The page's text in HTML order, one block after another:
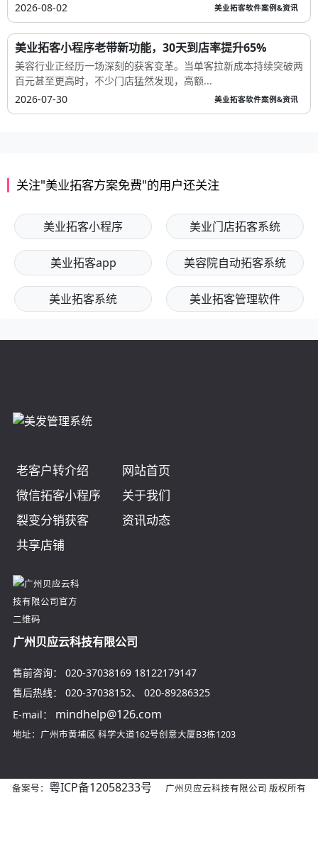
2026-08-02
美业拓客软件案例&资讯
美业拓客小程序老带新功能，30天到店率提升65%
美容行业正经历一场深刻的获客变革。当单客拉新成本持续突破两
百元甚至更高时，不少门店猛然发现，高额...
2026-07-30
美业拓客软件案例&资讯
关注"美业拓客方案免费"的用户还关注
美业拓客小程序 美业门店拓客系统
美业拓客app 美容院自动拓客系统
美业拓客系统 美业拓客管理软件
老客户转介绍
网站首页
微信拓客小程序
关于我们
裂变分销获客
资讯动态
共享店铺
广州贝应云科技有限公司
售前咨询： 020-37038169 18122179147
售后热线：
020-37038152、 020-89286325
E-mail：
mindhelp@126.com
地址：广州市黄埔区 科学大道162号创意大厦B3栋1203
备案号： 粤ICP备12058233号 广州贝应云科技有限公司 版权所有